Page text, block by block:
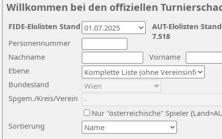
Willkommen bei den offiziellen
Nachname
Vorname
Ebene
Sortierung
Personennummer
Bundesland
Spgem./Kreis/Verein
Nur "österreichische" Spieler
AUT-Elolisten
7.518
FIDE-Elolisten Stand